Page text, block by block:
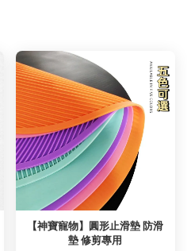
【神寶寵物】圓形止滑墊 防滑
墊 修剪專用